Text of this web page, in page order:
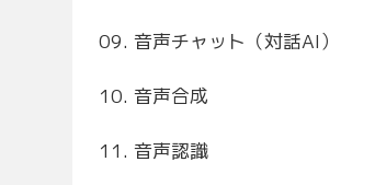
09. 音声チャット（対話AI）
10. 音声合成
11. 音声認識